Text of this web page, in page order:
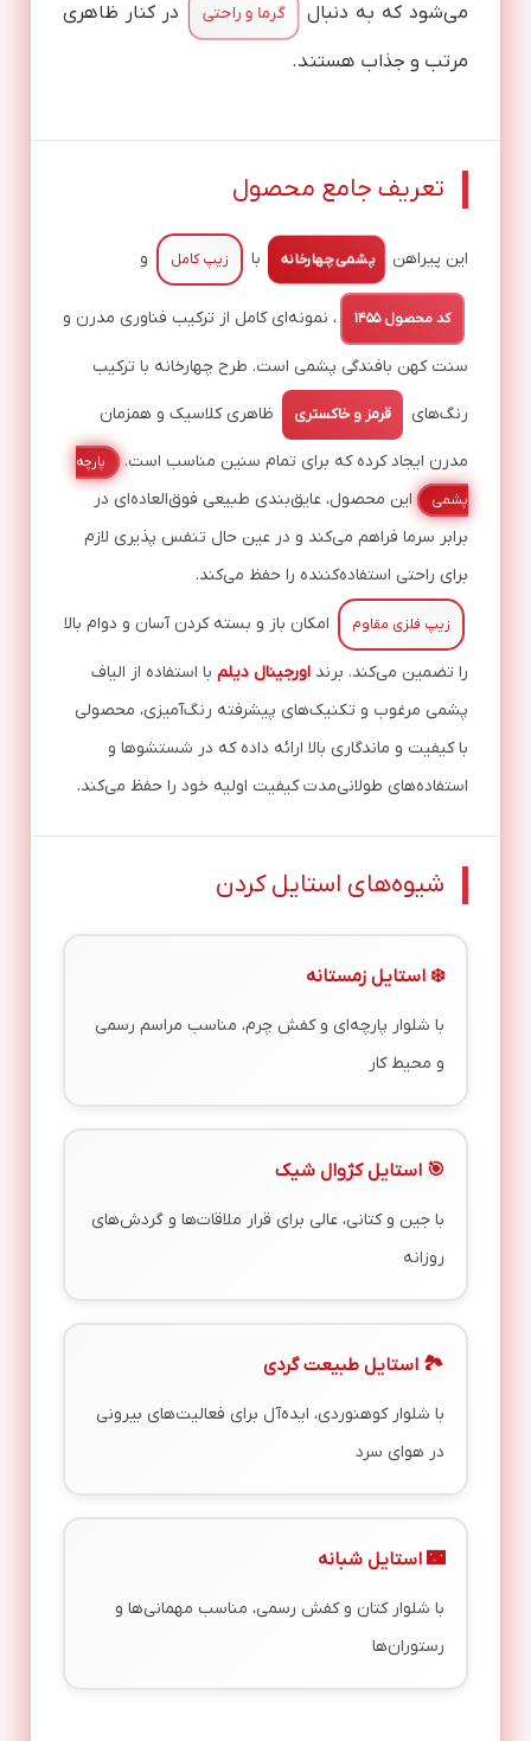
می‌شود که به دنبال
گرما و راحتی در کنار ظاهری
مرتب و جذاب هستند.
تعریف جامع محصول
این پیراهن پشمی چهارخانه با زیپ کامل و
کد محصول ۱۴۵۵ ، نمونه‌ای کامل از ترکیب فناوری مدرن و
سنت کهن بافندگی پشمی است. طرح چهارخانه با ترکیب
رنگ‌های قرمز و خاکستری ظاهری کلاسیک و همزمان
مدرن ایجاد کرده که برای تمام سنین مناسب است.
پارچه
پشمی
این محصول، عایق‌بندی طبیعی فوق‌العاده‌ای در
برابر سرما فراهم می‌کند و در عین حال تنفس پذیری لازم
برای راحتی استفاده‌کننده را حفظ می‌کند.
زیپ فلزی مقاوم امکان باز و بسته کردن آسان و دوام بالا
را تضمین می‌کند. برند اورجینال دیلم با استفاده از الیاف
پشمی مرغوب و تکنیک‌های پیشرفته رنگ‌آمیزی، محصولی
با کیفیت و ماندگاری بالا ارائه داده که در شستشوها و
استفاده‌های طولانی‌مدت کیفیت اولیه خود را حفظ می‌کند.
شیوه‌های استایل کردن
❄️ استایل زمستانه
با شلوار پارچه‌ای و کفش چرم، مناسب مراسم رسمی
و محیط کار
🎯 استایل کژوال شیک
با جین و کتانی، عالی برای قرار ملاقات‌ها و گردش‌های
روزانه
🏞️ استایل طبیعت گردی
با شلوار کوهنوردی، ایده‌آل برای فعالیت‌های بیرونی
در هوای سرد
🌃 استایل شبانه
با شلوار کتان و کفش رسمی، مناسب مهمانی‌ها و
رستوران‌ها